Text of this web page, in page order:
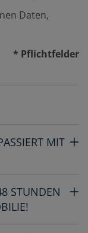
Daten,
* Pflichtfelder
MIT
STUNDEN